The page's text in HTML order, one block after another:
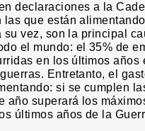
declaraciones a la
las que están
su vez, son la principal
el mundo: el 35% de
en los últimos años
Entretanto, el
si se cumplen
año superará los
últimos años de la